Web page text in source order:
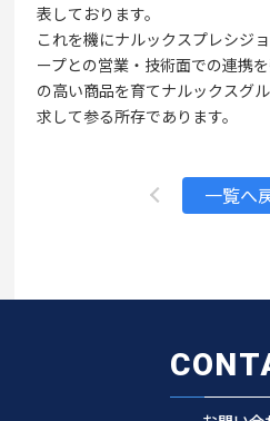
表しております。
これを機にナルックスプレシジ
ープとの営業・技術面での連携
の高い商品を育てナルックスグ
求して参る所存であります。
一覧へ